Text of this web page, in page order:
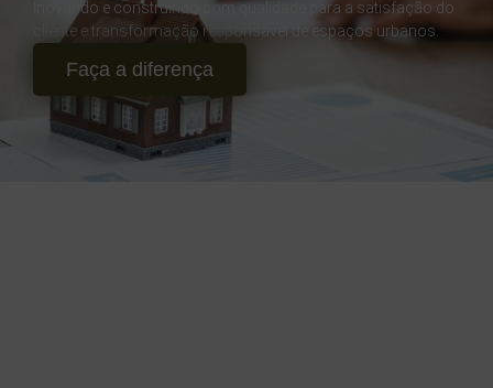
Inovando e construindo com qualidade para a satisfação do
cliente e transformação responsável de espaços urbanos.
Faça a diferença